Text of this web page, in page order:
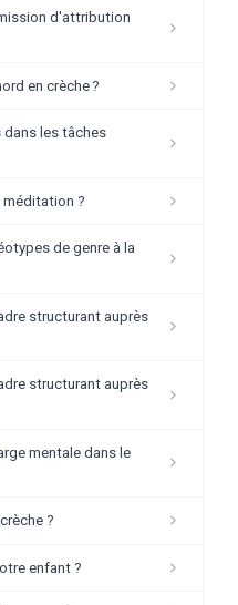
d'attribution
en crèche ?
les tâches
méditation ?
de genre à la
structurant auprès
structurant auprès
mentale dans le
?
enfant ?